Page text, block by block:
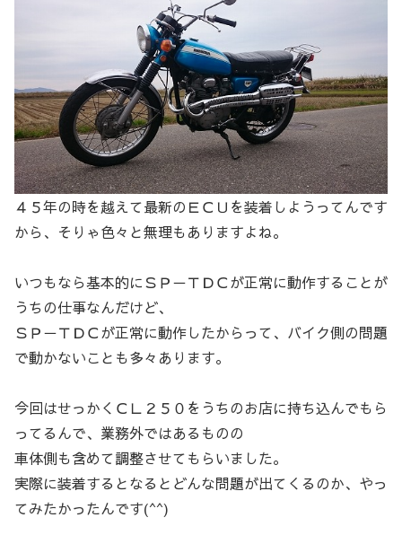
４５年の時を越えて最新のＥＣＵを装着しようってんです
から、そりゃ色々と無理もありますよね。
いつもなら基本的にＳＰ－ＴＤＣが正常に動作することが
うちの仕事なんだけど、
ＳＰ－ＴＤＣが正常に動作したからって、バイク側の問題
で動かないことも多々あります。
今回はせっかくＣＬ２５０をうちのお店に持ち込んでもら
ってるんで、業務外ではあるものの
車体側も含めて調整させてもらいました。
実際に装着するとなるとどんな問題が出てくるのか、やっ
てみたかったんです(^^)